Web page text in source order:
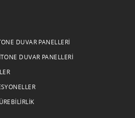
DUVAR PANELLERI
DUVAR PANELLERI